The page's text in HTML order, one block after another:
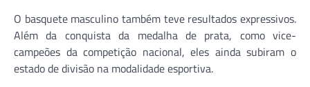
O basquete masculino também teve resultados expressivos.
Além da conquista da medalha de prata, como vice-
campeões da competição nacional, eles ainda subiram o
estado de divisão na modalidade esportiva.